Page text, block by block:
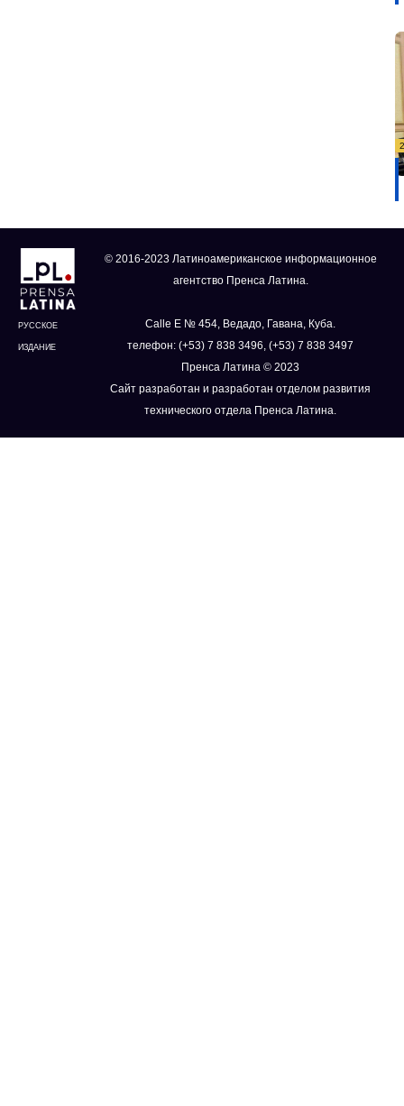
РУССКОЕ
ИЗДАНИЕ
© 2016-2023 Латиноамериканское информационное
агентство Пренса Латина.
Calle E № 454, Ведадо, Гавана, Куба.
телефон: (+53) 7 838 3496, (+53) 7 838 3497
Пренса Латина © 2023
Сайт разработан и разработан отделом развития
технического отдела Пренса Латина.